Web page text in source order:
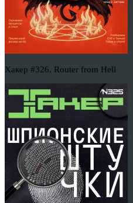
Хакер #326. Router from Hell